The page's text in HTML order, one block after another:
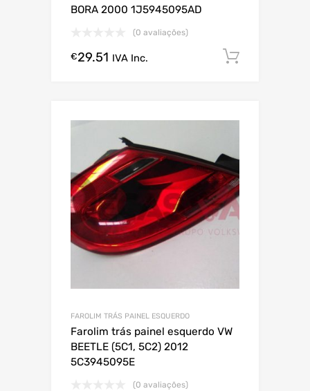
BORA 2000 1J5945095AD
(0 avaliações)
€29.51 IVA Inc.
FAROLIM TRÁS PAINEL ESQUERDO
Farolim trás painel esquerdo VW
BEETLE (5C1, 5C2) 2012
5C3945095E
(0 avaliações)